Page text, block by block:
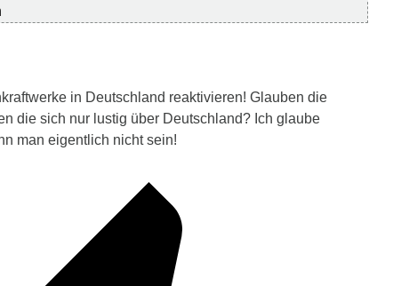
in Deutschland reaktivieren! Glauben die
die sich nur lustig über Deutschland? Ich glaube
man eigentlich nicht sein!